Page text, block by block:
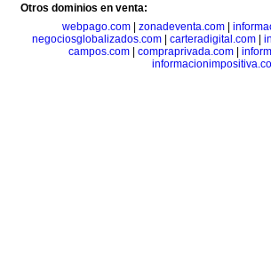
Otros dominios en venta:
webpago.com
zonadeventa.com
negociosglobalizados.com
carteradigital.com
campos.com
compraprivada.com